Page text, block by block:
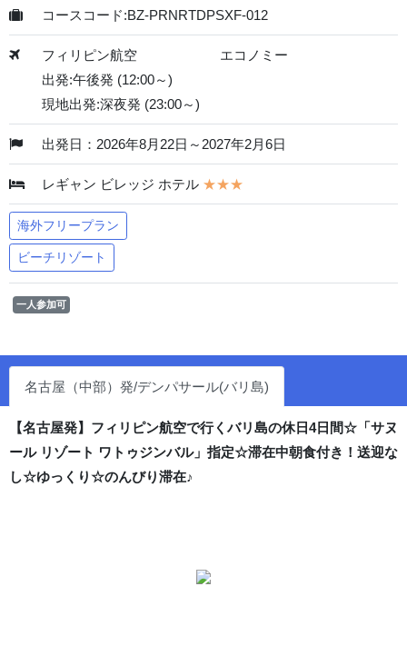
コースコード:BZ-PRNRTDPSXF-012
フィリピン航空
エコノミー
出発:午後発 (12:00～)
現地出発:深夜発 (23:00～)
出発日：2026年8月22日～2027年2月6日
レギャン ビレッジ ホテル ★★★
海外フリープラン
ビーチリゾート
一人参加可
名古屋（中部）発/デンパサール(バリ島)
【名古屋発】フィリピン航空で行くバリ島の休日4日間☆「サヌ
ール リゾート ワトゥジンバル」指定☆滞在中朝食付き！送迎な
し☆ゆっくり☆のんびり滞在♪